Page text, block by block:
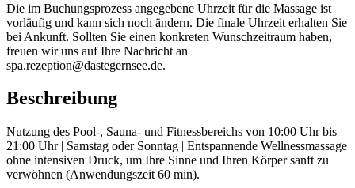
Die im Buchungsprozess angegebene Uhrzeit für die Massage ist
vorläufig und kann sich noch ändern. Die finale Uhrzeit erhalten Sie
bei Ankunft. Sollten Sie einen konkreten Wunschzeitraum haben,
freuen wir uns auf Ihre Nachricht an
spa.rezeption@dastegernsee.de.
Beschreibung
Nutzung des Pool-, Sauna- und Fitnessbereichs von 10:00 Uhr bis
21:00 Uhr | Samstag oder Sonntag | Entspannende Wellnessmassage
ohne intensiven Druck, um Ihre Sinne und Ihren Körper sanft zu
verwöhnen (Anwendungszeit 60 min).